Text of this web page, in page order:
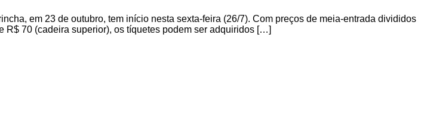
em 23 de outubro, tem início nesta sexta-feira (26/7). Com preços de meia-entrada divididos
R$ 70 (cadeira superior), os tíquetes podem ser adquiridos […]